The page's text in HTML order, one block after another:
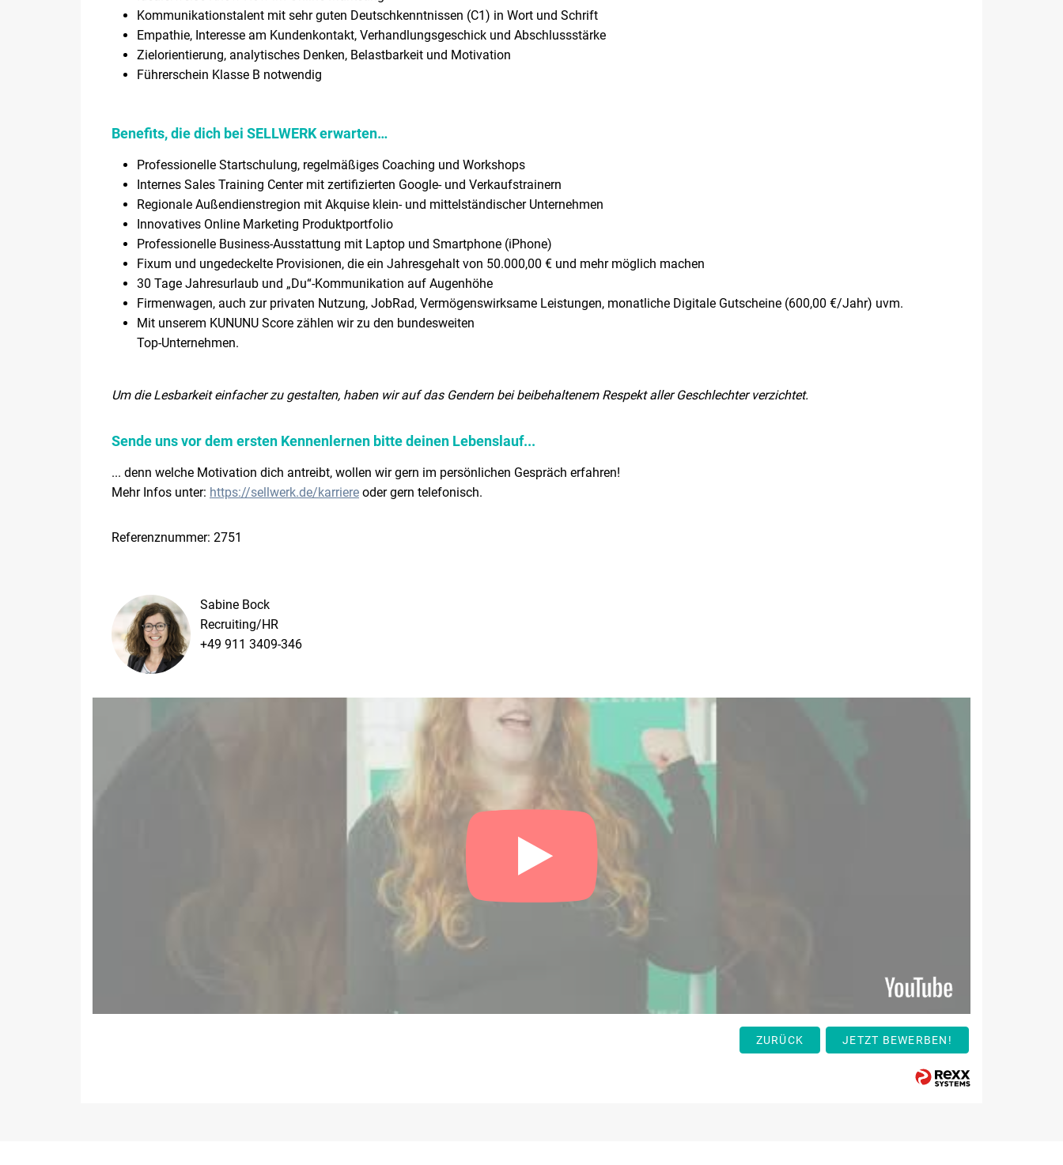
Kommunikationstalent mit sehr guten Deutschkenntnissen (C1) in Wort und Schrift
Empathie, Interesse am Kundenkontakt, Verhandlungsgeschick und Abschlussstärke
Zielorientierung, analytisches Denken, Belastbarkeit und Motivation
Führerschein Klasse B notwendig
Benefits, die dich bei SELLWERK erwarten…
Professionelle Startschulung, regelmäßiges Coaching und Workshops
Internes Sales Training Center mit zertifizierten Google- und Verkaufstrainern
Regionale Außendienstregion mit Akquise klein- und mittelständischer Unternehmen
Innovatives Online Marketing Produktportfolio
Professionelle Business-Ausstattung mit Laptop und Smartphone (iPhone)
Fixum und ungedeckelte Provisionen, die ein Jahresgehalt von 50.000,00 € und mehr möglich machen
30 Tage Jahresurlaub und „Du“-Kommunikation auf Augenhöhe
Firmenwagen, auch zur privaten Nutzung, JobRad, Vermögenswirksame Leistungen, monatliche Digitale Gutscheine (600,00 €/Jahr) uvm.
Mit unserem KUNUNU Score zählen wir zu den bundesweiten
Top-Unternehmen.
Um die Lesbarkeit einfacher zu gestalten, haben wir auf das Gendern bei beibehaltenem Respekt aller Geschlechter verzichtet.
Sende uns vor dem ersten Kennenlernen bitte deinen Lebenslauf...
... denn welche Motivation dich antreibt, wollen wir gern im persönlichen Gespräch erfahren!
Mehr Infos unter: https://sellwerk.de/karriere oder gern telefonisch.
Referenznummer: 2751
Sabine Bock
Recruiting/HR
+49 911 3409-346
ZURÜCK JETZT BEWERBEN!